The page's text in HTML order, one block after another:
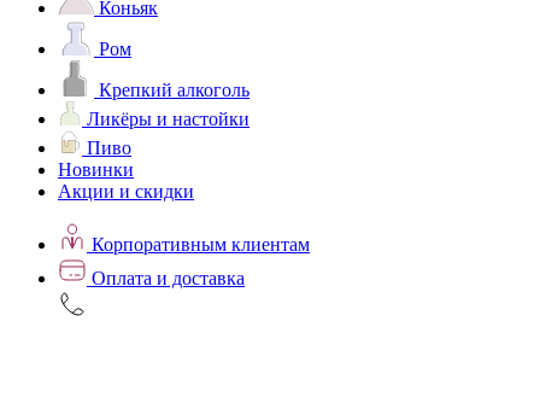
Коньяк
Ром
Крепкий алкоголь
Ликёры и настойки
Пиво
Новинки
Акции и скидки
Корпоративным клиентам
Оплата и доставка